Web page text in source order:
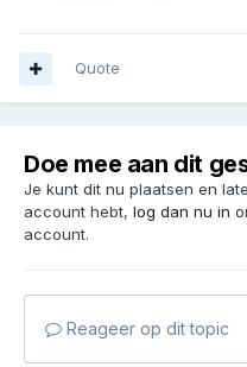
Quote
Doe mee aan dit
Je kunt dit nu plaatsen en
account hebt, log dan nu in
account.
Reageer op dit topic